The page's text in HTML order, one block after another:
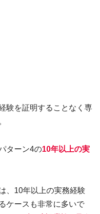
験を証明することなく専
ターン4の10年以上の実
、10年以上の実務経験
ケースも非常に多いで